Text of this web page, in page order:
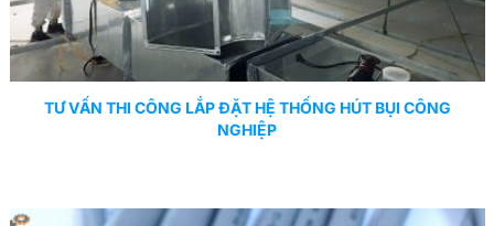
TƯ VẤN THI CÔNG LẮP ĐẶT HỆ THỐNG HÚT BỤI CÔNG
NGHIỆP